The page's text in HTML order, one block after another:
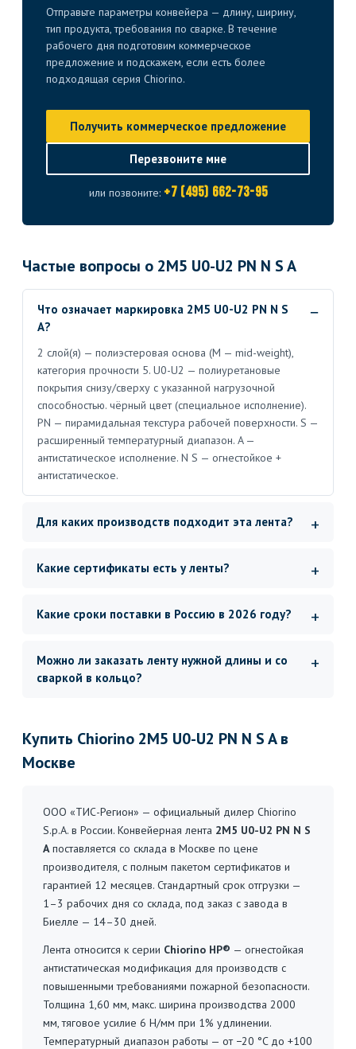
Отправьте параметры конвейера — длину, ширину,
тип продукта, требования по сварке. В течение
рабочего дня подготовим коммерческое
предложение и подскажем, если есть более
подходящая серия Chiorino.
Получить коммерческое предложение
Перезвоните мне
или позвоните: +7 (495) 662-73-95
Частые вопросы о 2M5 U0-U2 PN N S A
Что означает маркировка 2M5 U0-U2 PN N S
A?
2 слой(я) — полиэстеровая основа (M — mid-weight),
категория прочности 5. U0-U2 — полиуретановые
покрытия снизу/сверху с указанной нагрузочной
способностью. чёрный цвет (специальное исполнение).
PN — пирамидальная текстура рабочей поверхности. S —
расширенный температурный диапазон. A —
антистатическое исполнение. N S — огнестойкое +
антистатическое.
Для каких производств подходит эта лента?
Какие сертификаты есть у ленты?
Какие сроки поставки в Россию в 2026 году?
Можно ли заказать ленту нужной длины и со
сваркой в кольцо?
Купить Chiorino 2M5 U0-U2 PN N S A в
Москве
ООО «ТИС-Регион» — официальный дилер Chiorino
S.p.A. в России. Конвейерная лента 2M5 U0-U2 PN N S
Aпоставляется со склада в Москве по цене
производителя, с полным пакетом сертификатов и
гарантией 12 месяцев. Стандартный срок отгрузки —
1–3 рабочих дня со склада, под заказ с завода в
Биелле — 14–30 дней.
Лента относится к серии Chiorino HP® — огнестойкая
антистатическая модификация для производств с
повышенными требованиями пожарной безопасности.
Толщина 1,60 мм, макс. ширина производства 2000
мм, тяговое усилие 6 Н/мм при 1% удлинении.
Температурный диапазон работы — от −20 °C до +100